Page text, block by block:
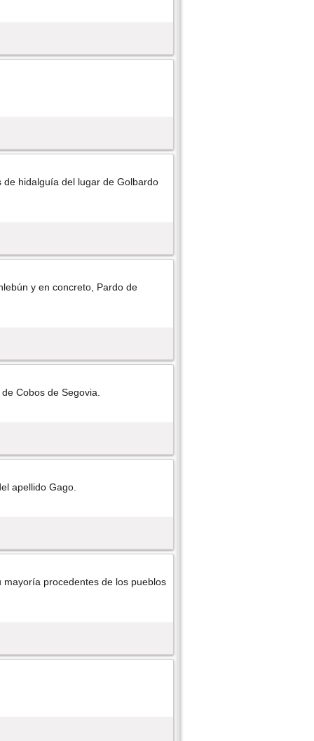
hidalguí­a del lugar de Golbardo
y en concreto, Pardo de
Cobos de Segovia.
apellido Gago.
procedentes de los pueblos